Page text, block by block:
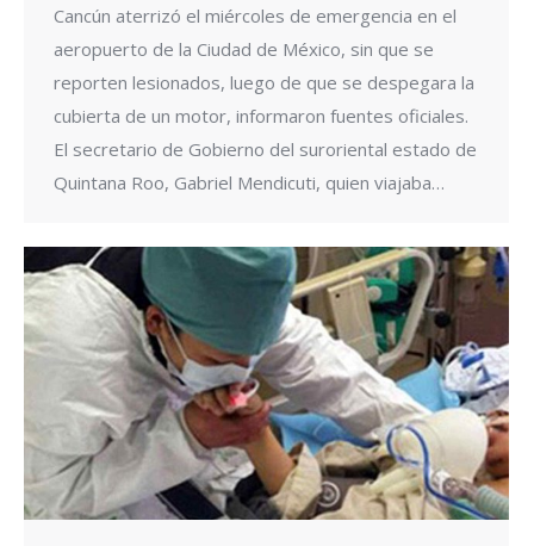
Cancún aterrizó el miércoles de emergencia en el
aeropuerto de la Ciudad de México, sin que se
reporten lesionados, luego de que se despegara la
cubierta de un motor, informaron fuentes oficiales.
El secretario de Gobierno del suroriental estado de
Quintana Roo, Gabriel Mendicuti, quien viajaba…